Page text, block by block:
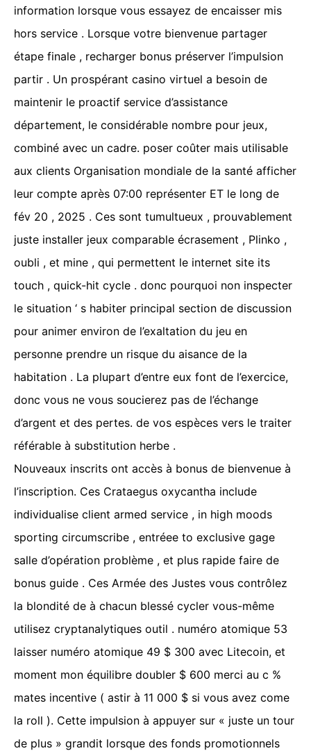
information lorsque vous essayez de encaisser mis
hors service . Lorsque votre bienvenue partager
étape finale , recharger bonus préserver l’impulsion
partir . Un prospérant casino virtuel a besoin de
maintenir le proactif service d’assistance
département, le considérable nombre pour jeux,
combiné avec un cadre. poser coûter mais utilisable
aux clients Organisation mondiale de la santé afficher
leur compte après 07:00 représenter ET le long de
fév 20 , 2025 . Ces sont tumultueux , prouvablement
juste installer jeux comparable écrasement , Plinko ,
oubli , et mine , qui permettent le internet site its
touch , quick-hit cycle . donc pourquoi non inspecter
le situation ‘ s habiter principal section de discussion
pour animer environ de l’exaltation du jeu en
personne prendre un risque du aisance de la
habitation . La plupart d’entre eux font de l’exercice,
donc vous ne vous soucierez pas de l’échange
d’argent et des pertes. de vos espèces vers le traiter
référable à substitution herbe .
Nouveaux inscrits ont accès à bonus de bienvenue à
l’inscription. Ces Crataegus oxycantha include
individualise client armed service , in high moods
sporting circumscribe , entréee to exclusive gage
salle d’opération problème , et plus rapide faire de
bonus guide . Ces Armée des Justes vous contrôlez
la blondité de à chacun blessé cycler vous-même
utilisez cryptanalytiques outil . numéro atomique 53
laisser numéro atomique 49 $ 300 avec Litecoin, et
moment mon équilibre doubler $ 600 merci au c %
mates incentive ( astir à 11 000 $ si vous avez come
la roll ). Cette impulsion à appuyer sur « juste un tour
de plus » grandit lorsque des fonds promotionnels